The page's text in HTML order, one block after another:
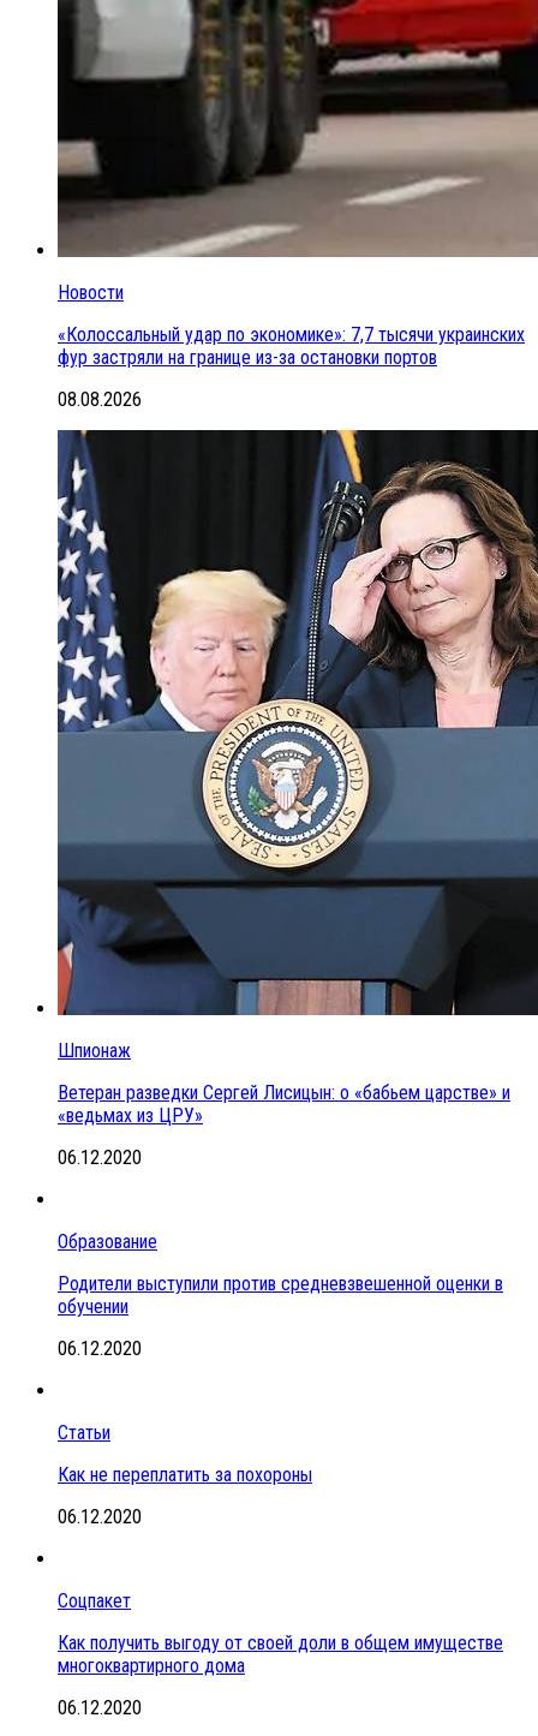
Новости
«Колоссальный удар по экономике»: 7,7 тысячи украинских
фур застряли на границе из-за остановки портов
08.08.2026
Шпионаж
Ветеран разведки Сергей Лисицын: о «бабьем царстве» и
«ведьмах из ЦРУ»
06.12.2020
Образование
Родители выступили против средневзвешенной оценки в
обучении
06.12.2020
Статьи
Как не переплатить за похороны
06.12.2020
Соцпакет
Как получить выгоду от своей доли в общем имуществе
многоквартирного дома
06.12.2020